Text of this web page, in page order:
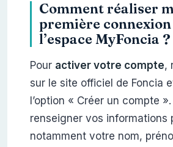
Comment réaliser
première
l’espace MyFoncia ?
Pour activer votre compte,
sur le site officiel de Foncia
l’option « Créer un compte
renseigner vos informations
notamment votre nom,